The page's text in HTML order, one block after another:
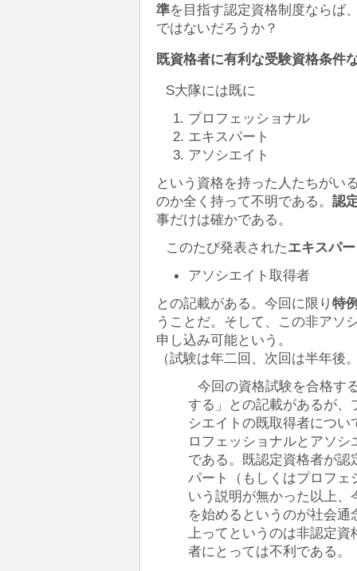
準を目指す認定資格制度ならば
ではないだろうか？
既資格者に有利な受験資格条件
S大隊には既に
プロフェッショナル
エキスパート
アソシエイト
という資格を持った人たちがい
のか全く持って不明である。 認
事だけは確かである。
このたび発表されたエキスパ
アソシエイト取得者
との記載がある。今回に限り 特
うことだ。そして、この非アソ
申し込み可能という。
（試験は年二回、次回は半年後
今回の資格試験を合格す
する」との記載があるが、
シエイトの既取得者につ
ロフェッショナルとアソ
である。既認定資格者が
パート（もしくはプロフェ
いう説明が無かった以上
を始めるというのが社会
上ってというのは非認定
者にとっては不利である。